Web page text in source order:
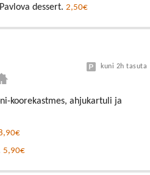
dessert. 2,50€
kuni 2h tasuta
koorekastmes, ahjukartuli ja
5,90€